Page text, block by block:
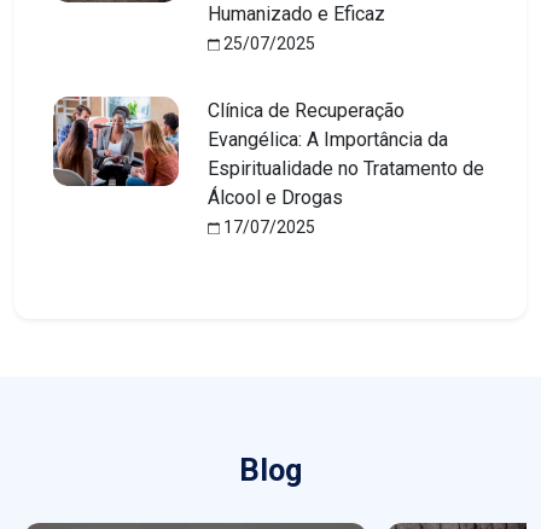
Humanizado e Eficaz
25/07/2025
Clínica de Recuperação
Evangélica: A Importância da
Espiritualidade no Tratamento de
Álcool e Drogas
17/07/2025
Blog